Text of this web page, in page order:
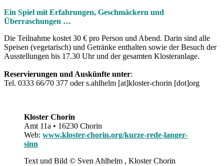
Ein Spiel mit Erfahrungen, Geschmäckern und
Überraschungen …
Die Teilnahme kostet 30 € pro Person und Abend. Darin sind alle
Speisen (vegetarisch) und Getränke enthalten sowie der Besuch der
Ausstellungen bis 17.30 Uhr und der gesamten Klosteranlage.
Reservierungen und Auskünfte unter:
Tel. 0333 66/70 377 oder s.ahlhelm [at]kloster-chorin [dot]org
Kloster Chorin
Amt 11a • 16230 Chorin
Web: www.kloster-chorin.org/kurze-rede-langer-
sinn
Text und Bild © Sven Ahlhelm , Kloster Chorin